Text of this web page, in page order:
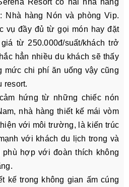
Nhà hàng Nón và phòng Vip.
vụ đầy đủ từ gọi món hay đặt
từ 250.000đ/suất/khách trở
hẳn nhiều du khách sẽ thấy
mức chi phí ăn uống vậy cũng
resort.
hứng từ những chiếc nón
nhà hàng thiết kế mái vòm
với môi trường, là kiến trúc
với khách du lịch trong và
hợp với đoàn thích không
kế trong không gian ấm cúng